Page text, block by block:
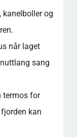
kanelboller og
når laget
sang
termos for
kan